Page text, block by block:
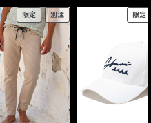
限定 別注 限定